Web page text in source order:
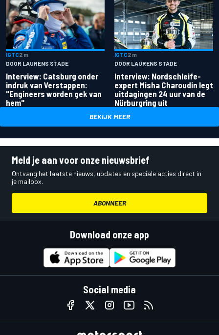
IGTC2 m
DOOR LAURENS STADE
Interview: Catsburg onder
indruk van Verstappen:
"Engineers worden gek van
hem"
IGTC2 m
DOOR LAURENS STADE
Interview: Nordschleife-
expert Misha Charoudin legt
uitdagingen 24 uur van de
Nürburgring uit
BEKIJK MEER
Meld je aan voor onze nieuwsbrief
Ontvang het laatste nieuws, updates en speciale acties direct in
je mailbox.
ABONNEER
Download onze app
Social media